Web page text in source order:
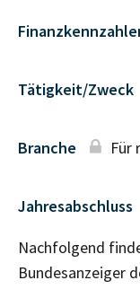
Tätigkeit/Zweck
Branche Für
Jahresabschluss
Nachfolgend
Bundesanzeiger